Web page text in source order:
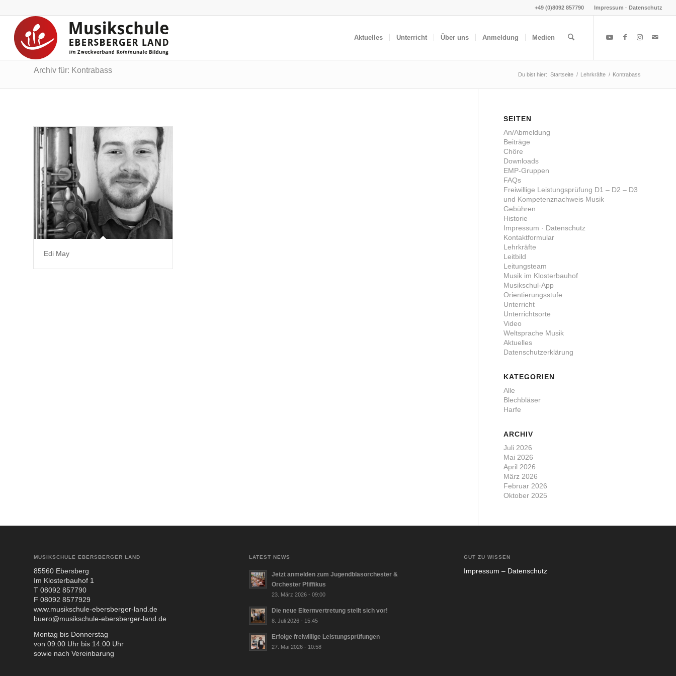
Impressum · Datenschutz
+49 (0)8092 857790
Aktuelles Unterricht Über uns Anmeldung Medien
Archiv für: Kontrabass Du bist hier: Startseite / Lehrkräfte / Kontrabass
Edi May
SEITEN
An/Abmeldung
Beiträge
Chöre
Downloads
EMP-Gruppen
FAQs
Freiwillige Leistungsprüfung D1 – D2 – D3
und Kompetenznachweis Musik
Gebühren
Historie
Impressum · Datenschutz
Kontaktformular
Lehrkräfte
Leitbild
Leitungsteam
Musik im Klosterbauhof
Musikschul-App
Orientierungsstufe
Unterricht
Unterrichtsorte
Video
Weltsprache Musik
Aktuelles
Datenschutzerklärung
KATEGORIEN
Alle
Blechbläser
Harfe
ARCHIV
Juli 2026
Mai 2026
April 2026
März 2026
Februar 2026
Oktober 2025
MUSIKSCHULE EBERSBERGER LAND
85560 Ebers­berg
Im Klos­ter­bau­hof 1
T 08092 857790
F 08092 8577929
www.musikschule-ebersberger-land.de
buero@musikschule-ebersberger-land.de
Mon­tag bis Don­ners­tag
von 09:00 Uhr bis 14:00 Uhr
sowie nach Ver­ein­ba­rung
LATEST NEWS
Jetzt anmelden zum Jugendblasorchester &
Orchester Pfiffikus
23. März 2026 - 09:00
Die neue Elternvertretung stellt sich vor!
8. Juli 2026 - 15:45
Erfolge freiwillige Leistungsprüfungen
27. Mai 2026 - 10:58
GUT ZU WISSEN
Impres­sum – Daten­schutz